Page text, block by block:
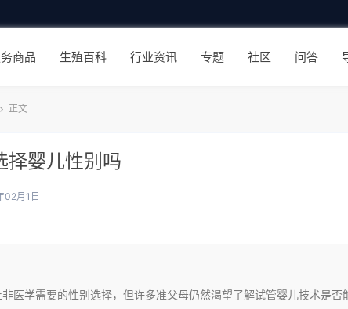
商品 生殖百科 行业资讯 专题 社区 问答
正文
择婴儿性别吗
02月1日
医学需要的性别选择，但许多准父母仍然渴望了解试管婴儿技术是否